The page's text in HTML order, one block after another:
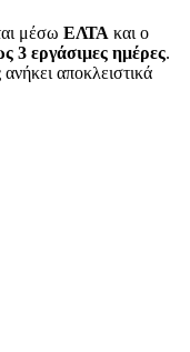
μέσω ΕΛΤΑ και ο
3 εργάσιμες ημέρες.
ανήκει αποκλειστικά